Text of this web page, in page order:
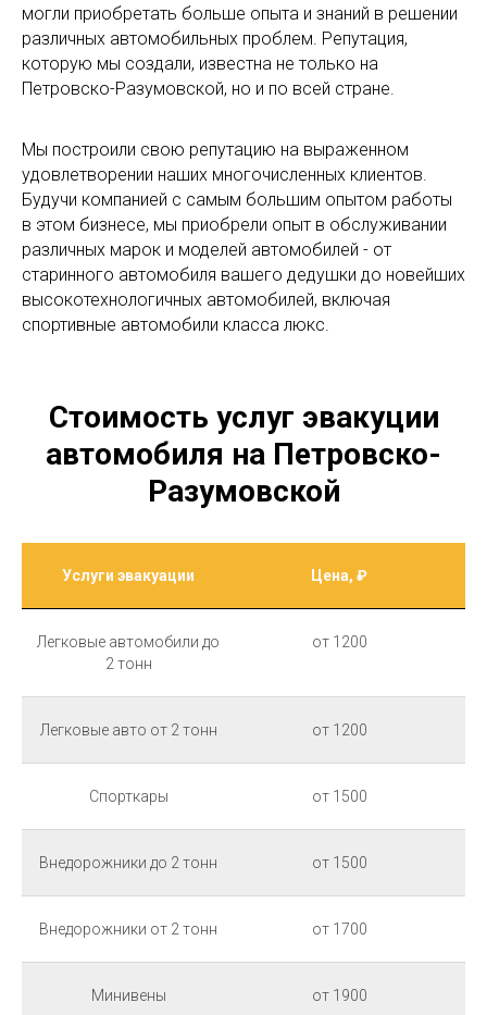
могли приобретать больше опыта и знаний в решении
различных автомобильных проблем. Репутация,
которую мы создали, известна не только на
Петровско-Разумовской, но и по всей стране.
Мы построили свою репутацию на выраженном
удовлетворении наших многочисленных клиентов.
Будучи компанией с самым большим опытом работы
в этом бизнесе, мы приобрели опыт в обслуживании
различных марок и моделей автомобилей - от
старинного автомобиля вашего дедушки до новейших
высокотехнологичных автомобилей, включая
спортивные автомобили класса люкс.
Стоимость услуг эвакуции
автомобиля на Петровско-
Разумовской
Услуги эвакуации Цена, ₽
Легковые автомобили до
2 тонн
от 1200
Легковые авто от 2 тонн от 1200
Спорткары от 1500
Внедорожники до 2 тонн от 1500
Внедорожники от 2 тонн от 1700
Минивены от 1900